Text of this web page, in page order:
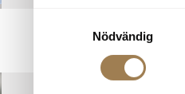
Nödvändig